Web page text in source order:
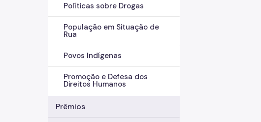
Políticas sobre Drogas
População em Situação de
Rua
Povos Indígenas
Promoção e Defesa dos
Direitos Humanos
Prêmios